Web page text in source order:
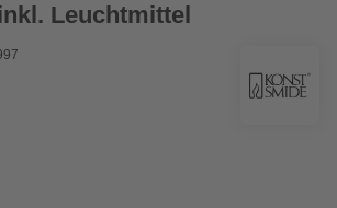
Leuchtmittel